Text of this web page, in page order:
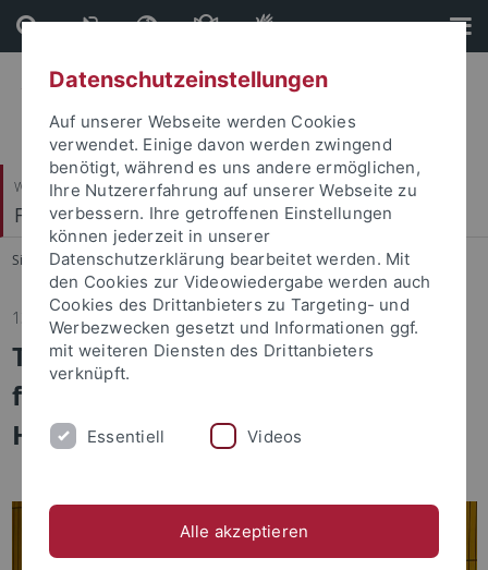
Direkt
zum
Inhalt
Direkt
zur
Fußleiste
Wirtschafts- und Sozialwissenschaftliche Fakultät
Fachbereich Wirtschaftswissenschaft
Sie sind hier: Startseite ... FB WiWi
13.05.2026
Termine und Anmeldezeiträume
für die Prüfungen des
Haupttermins sind online!!!
Datenschutzeinstellungen
Auf unserer Webseite werden Cookies
verwendet. Einige davon werden zwingend
benötigt, während es uns andere ermöglichen,
Ihre Nutzererfahrung auf unserer Webseite zu
verbessern. Ihre getroffenen Einstellungen
können jederzeit in unserer
Datenschutzerklärung bearbeitet werden. Mit
den Cookies zur Videowiedergabe werden auch
Cookies des Drittanbieters zu Targeting- und
Werbezwecken gesetzt und Informationen ggf.
mit weiteren Diensten des Drittanbieters
verknüpft.
Essentiell Videos
Alle akzeptieren